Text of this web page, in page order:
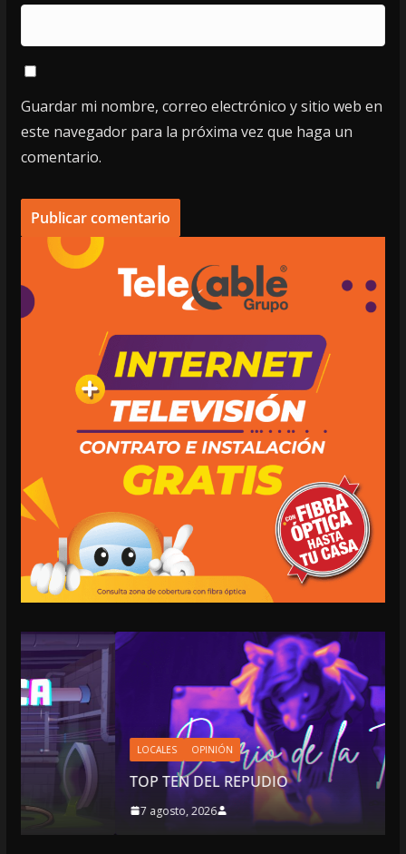
Guardar mi nombre, correo electrónico y sitio web en
este navegador para la próxima vez que haga un
comentario.
LOCALES OPINIÓN
TOP TEN DEL REPUDIO
7 agosto, 2026